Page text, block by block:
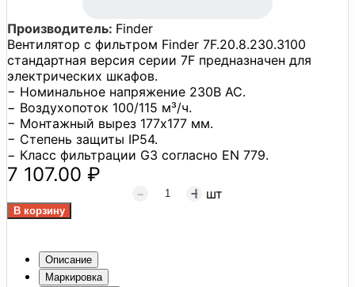
Производитель: Finder
Вентилятор с фильтром Finder 7F.20.8.230.3100
стандартная версия серии 7F предназначен для
электрических шкафов.
− Номинальное напряжение 230В AC.
− Воздухопоток 100/115 м³/ч.
− Монтажный вырез 177x177 мм.
− Степень защиты IP54.
− Класс фильтрации G3 согласно EN 779.
7 107.00 ₽
шт
Описание
Маркировка